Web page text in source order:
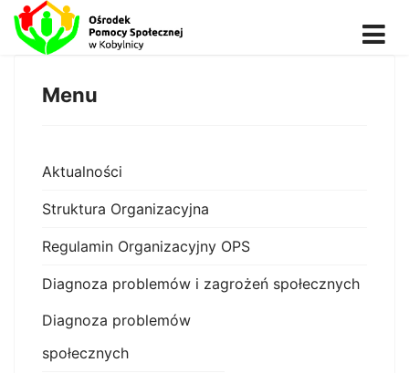
Menu
Aktualności
Struktura Organizacyjna
Regulamin Organizacyjny OPS
Diagnoza problemów i zagrożeń społecznych
Diagnoza problemów
społecznych